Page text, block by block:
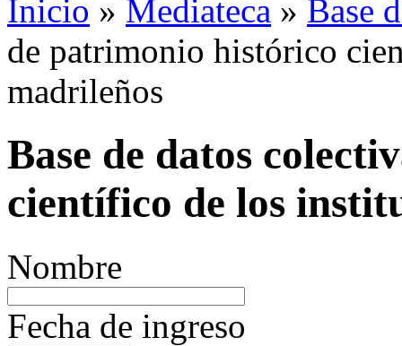
Inicio » Mediateca » Base
de patrimonio histórico
madrileños
Base de datos
científico de los
Nombre
Fecha de ingreso